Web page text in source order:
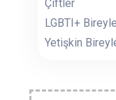
Çiftler
LGBTI+
Yetişkin